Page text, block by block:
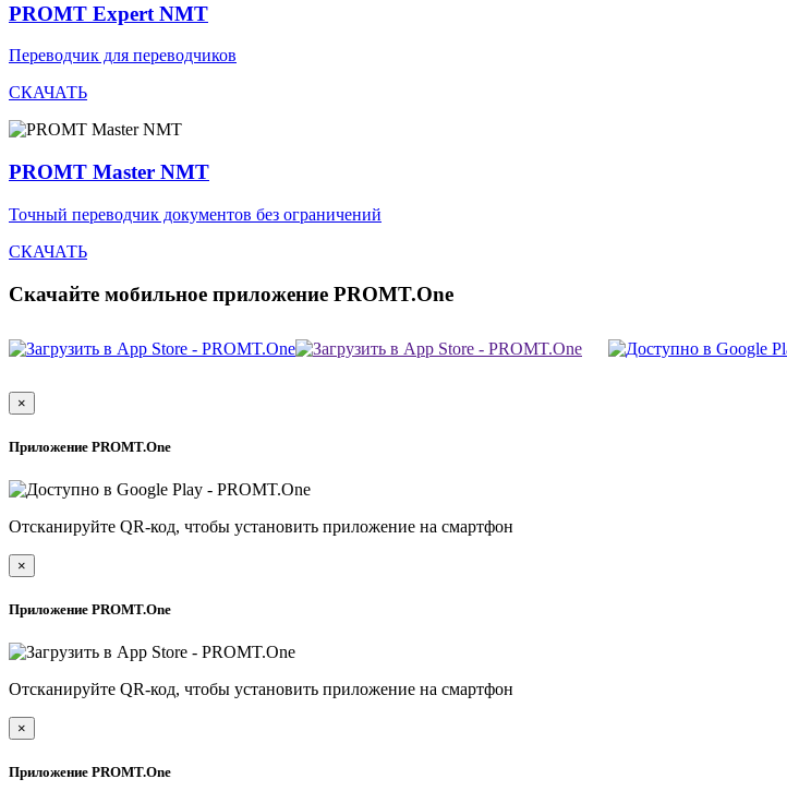
PROMT Expert NMT
Переводчик для переводчиков
СКАЧАТЬ
PROMT Master NMT
Точный переводчик документов без ограничений
СКАЧАТЬ
Скачайте мобильное приложение PROMT.One
×
Приложение PROMT.One
Отсканируйте QR-код, чтобы установить приложение на смартфон
×
Приложение PROMT.One
Отсканируйте QR-код, чтобы установить приложение на смартфон
×
Приложение PROMT.One